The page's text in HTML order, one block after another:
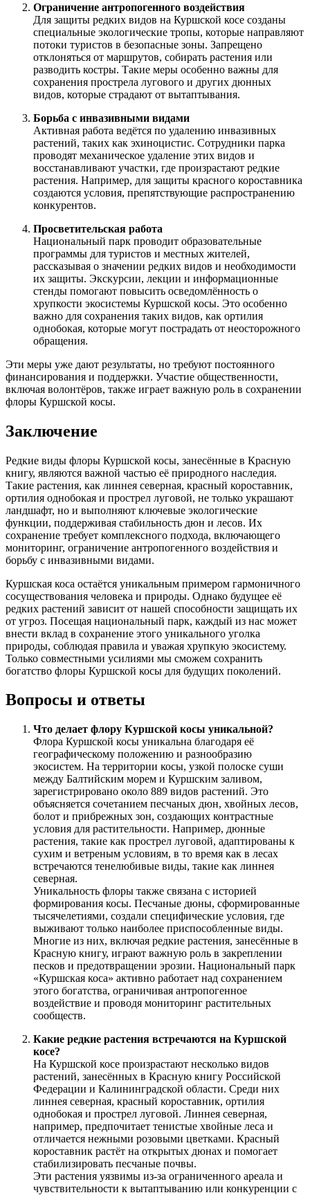
Ограничение антропогенного воздействия
Для защиты редких видов на Куршской косе созданы
специальные экологические тропы, которые направляют
потоки туристов в безопасные зоны. Запрещено
отклоняться от маршрутов, собирать растения или
разводить костры. Такие меры особенно важны для
сохранения прострела лугового и других дюнных
видов, которые страдают от вытаптывания.
Борьба с инвазивными видами
Активная работа ведётся по удалению инвазивных
растений, таких как эхиноцистис. Сотрудники парка
проводят механическое удаление этих видов и
восстанавливают участки, где произрастают редкие
растения. Например, для защиты красного короставника
создаются условия, препятствующие распространению
конкурентов.
Просветительская работа
Национальный парк проводит образовательные
программы для туристов и местных жителей,
рассказывая о значении редких видов и необходимости
их защиты. Экскурсии, лекции и информационные
стенды помогают повысить осведомлённость о
хрупкости экосистемы Куршской косы. Это особенно
важно для сохранения таких видов, как ортилия
однобокая, которые могут пострадать от неосторожного
обращения.
Эти меры уже дают результаты, но требуют постоянного
финансирования и поддержки. Участие общественности,
включая волонтёров, также играет важную роль в сохранении
флоры Куршской косы.
Заключение
Редкие виды флоры Куршской косы, занесённые в Красную
книгу, являются важной частью её природного наследия.
Такие растения, как линнея северная, красный короставник,
ортилия однобокая и прострел луговой, не только украшают
ландшафт, но и выполняют ключевые экологические
функции, поддерживая стабильность дюн и лесов. Их
сохранение требует комплексного подхода, включающего
мониторинг, ограничение антропогенного воздействия и
борьбу с инвазивными видами.
Куршская коса остаётся уникальным примером гармоничного
сосуществования человека и природы. Однако будущее её
редких растений зависит от нашей способности защищать их
от угроз. Посещая национальный парк, каждый из нас может
внести вклад в сохранение этого уникального уголка
природы, соблюдая правила и уважая хрупкую экосистему.
Только совместными усилиями мы сможем сохранить
богатство флоры Куршской косы для будущих поколений.
Вопросы и ответы
Что делает флору Куршской косы уникальной?
Флора Куршской косы уникальна благодаря её
географическому положению и разнообразию
экосистем. На территории косы, узкой полоске суши
между Балтийским морем и Куршским заливом,
зарегистрировано около 889 видов растений. Это
объясняется сочетанием песчаных дюн, хвойных лесов,
болот и прибрежных зон, создающих контрастные
условия для растительности. Например, дюнные
растения, такие как прострел луговой, адаптированы к
сухим и ветреным условиям, в то время как в лесах
встречаются тенелюбивые виды, такие как линнея
северная.
Уникальность флоры также связана с историей
формирования косы. Песчаные дюны, сформированные
тысячелетиями, создали специфические условия, где
выживают только наиболее приспособленные виды.
Многие из них, включая редкие растения, занесённые в
Красную книгу, играют важную роль в закреплении
песков и предотвращении эрозии. Национальный парк
«Куршская коса» активно работает над сохранением
этого богатства, ограничивая антропогенное
воздействие и проводя мониторинг растительных
сообществ.
Какие редкие растения встречаются на Куршской
косе?
На Куршской косе произрастают несколько видов
растений, занесённых в Красную книгу Российской
Федерации и Калининградской области. Среди них
линнея северная, красный короставник, ортилия
однобокая и прострел луговой. Линнея северная,
например, предпочитает тенистые хвойные леса и
отличается нежными розовыми цветками. Красный
короставник растёт на открытых дюнах и помогает
стабилизировать песчаные почвы.
Эти растения уязвимы из-за ограниченного ареала и
чувствительности к вытаптыванию или конкуренции с